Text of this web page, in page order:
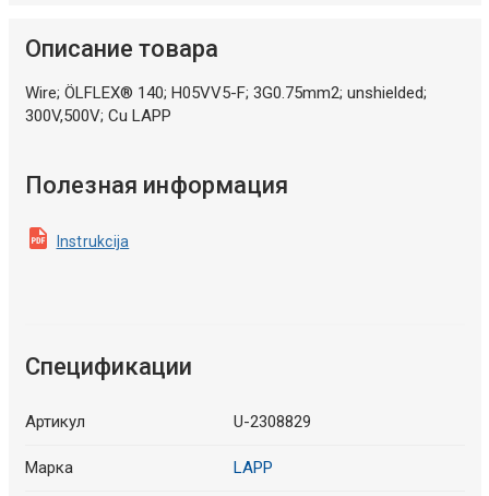
Описание товара
Wire; ÖLFLEX® 140; H05VV5-F; 3G0.75mm2; unshielded;
300V,500V; Cu LAPP
Полезная информация
Instrukcija
Спецификации
Артикул U-2308829
Марка LAPP